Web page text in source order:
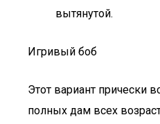
вытянутой.
Игривый боб
Этот вариант прически
полных дам всех